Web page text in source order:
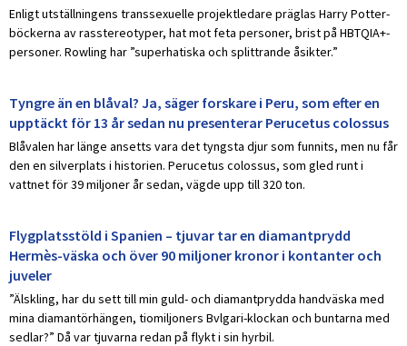
Enligt utställningens transsexuelle projektledare präglas Harry Potter-
böckerna av rasstereotyper, hat mot feta personer, brist på HBTQIA+-
personer. Rowling har ”superhatiska och splittrande åsikter.”
Tyngre än en blåval? Ja, säger forskare i Peru, som efter en
upptäckt för 13 år sedan nu presenterar Perucetus colossus
Blåvalen har länge ansetts vara det tyngsta djur som funnits, men nu får
den en silverplats i historien. Perucetus colossus, som gled runt i
vattnet för 39 miljoner år sedan, vägde upp till 320 ton.
Flygplatsstöld i Spanien – tjuvar tar en diamantprydd
Hermès-väska och över 90 miljoner kronor i kontanter och
juveler
”Älskling, har du sett till min guld- och diamantprydda handväska med
mina diamantörhängen, tiomiljoners Bvlgari-klockan och buntarna med
sedlar?” Då var tjuvarna redan på flykt i sin hyrbil.